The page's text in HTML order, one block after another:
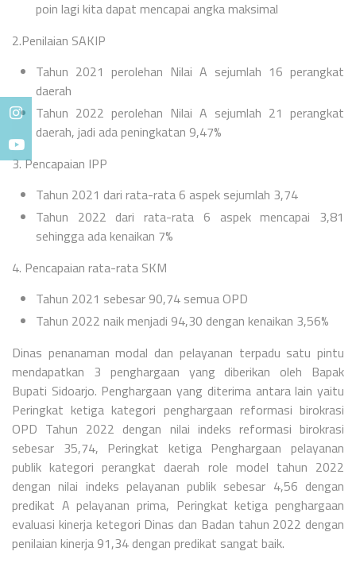
poin lagi kita dapat mencapai angka maksimal
2.Penilaian SAKIP
Tahun 2021 perolehan Nilai A sejumlah 16 perangkat
daerah
Tahun 2022 perolehan Nilai A sejumlah 21 perangkat
daerah, jadi ada peningkatan 9,47%
3. Pencapaian IPP
Tahun 2021 dari rata-rata 6 aspek sejumlah 3,74
Tahun 2022 dari rata-rata 6 aspek mencapai 3,81
sehingga ada kenaikan 7%
4. Pencapaian rata-rata SKM
Tahun 2021 sebesar 90,74 semua OPD
Tahun 2022 naik menjadi 94,30 dengan kenaikan 3,56%
Dinas penanaman modal dan pelayanan terpadu satu pintu
mendapatkan 3 penghargaan yang diberikan oleh Bapak
Bupati Sidoarjo. Penghargaan yang diterima antara lain yaitu
Peringkat ketiga kategori penghargaan reformasi birokrasi
OPD Tahun 2022 dengan nilai indeks reformasi birokrasi
sebesar 35,74, Peringkat ketiga Penghargaan pelayanan
publik kategori perangkat daerah role model tahun 2022
dengan nilai indeks pelayanan publik sebesar 4,56 dengan
predikat A pelayanan prima, Peringkat ketiga penghargaan
evaluasi kinerja ketegori Dinas dan Badan tahun 2022 dengan
penilaian kinerja 91,34 dengan predikat sangat baik.